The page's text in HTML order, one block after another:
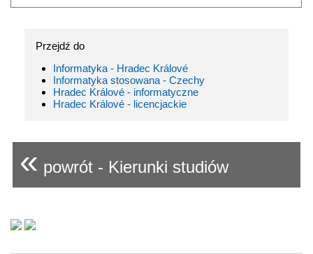
Przejdź do
Informatyka - Hradec Králové
Informatyka stosowana - Czechy
Hradec Králové - informatyczne
Hradec Králové - licencjackie
« powrót - Kierunki studiów